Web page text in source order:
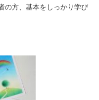
の方、基本をしっかり学び